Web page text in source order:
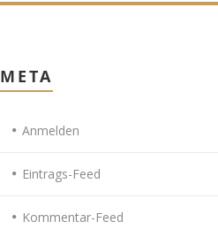
META
Anmelden
Eintrags-Feed
Kommentar-Feed